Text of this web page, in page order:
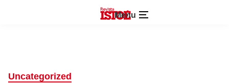
Menu
Uncategorized